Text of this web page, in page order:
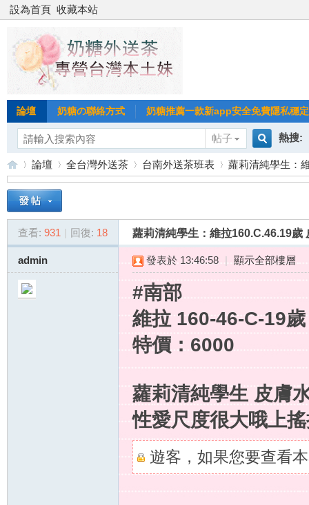
設為首頁 收藏本站
論壇 奶糖の聯絡方式 奶糖推薦一款新app安全免費隱私穩
帖子
搜
索
熱搜:
台北
台»
論壇
›
全台灣外送茶
›
台南外送茶班表
›
蘿莉清純學生：
查看: 931 | 回復: 18 蘿莉清純學生：維拉160.C.46.19歲
admin 發表於 13:46:58 | 顯示全部樓層
#南部
維拉 160-46-C-19歲
特價：6000
蘿莉清純學生 皮膚
性愛尺度很大哦上
遊客，如果您要查看